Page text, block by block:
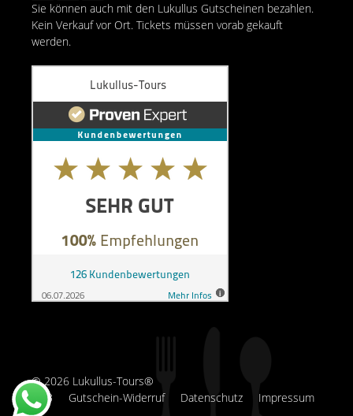
Sie können auch mit den Lukullus Gutscheinen bezahlen.
Kein Verkauf vor Ort. Tickets müssen vorab gekauft
werden.
AGB Gutschein-Widerruf Datenschutz Impressum
© 2026 Lukullus-Tours®